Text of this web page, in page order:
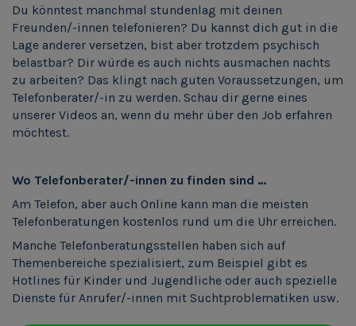
Du könntest manchmal stundenlag mit deinen
Freunden/-innen telefonieren? Du kannst dich gut in die
Lage anderer versetzen, bist aber trotzdem psychisch
belastbar? Dir würde es auch nichts ausmachen nachts
zu arbeiten? Das klingt nach guten Voraussetzungen, um
Telefonberater/-in zu werden. Schau dir gerne eines
unserer Videos an, wenn du mehr über den Job erfahren
möchtest.
Wo Telefonberater/-innen zu finden sind …
Am Telefon, aber auch Online kann man die meisten
Telefonberatungen kostenlos rund um die Uhr erreichen.
Manche Telefonberatungsstellen haben sich auf
Themenbereiche spezialisiert, zum Beispiel gibt es
Hotlines für Kinder und Jugendliche oder auch spezielle
Dienste für Anrufer/-innen mit Suchtproblematiken usw.